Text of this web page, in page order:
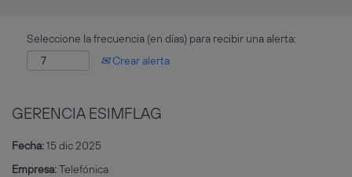
Seleccione la frecuencia (en días) para recibir una alerta:
Crear alerta
GERENCIA ESIMFLAG
Fecha:15 dic 2025
Empresa:Telefónica